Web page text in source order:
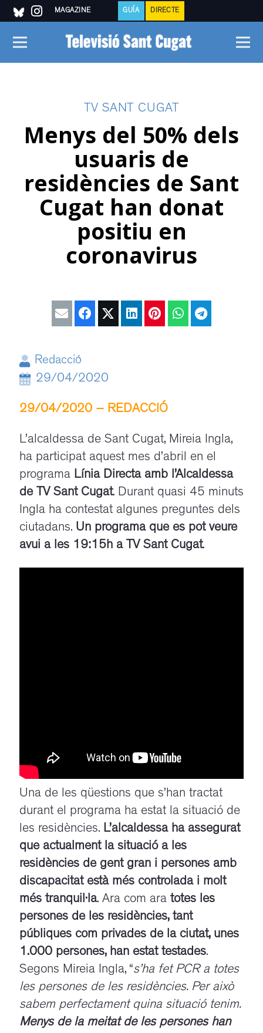
MAGAZINE GUÍA DIRECTE
TV SANT CUGAT
Menys del 50% dels
usuaris de
residències de Sant
Cugat han donat
positiu en
coronavirus
Redacció
29/04/2020
29/04/2020 – REDACCIÓ
L’alcaldessa de Sant Cugat, Mireia Ingla,
ha participat aquest mes d’abril en el
programa Línia Directa amb l’Alcaldessa
de TV Sant Cugat. Durant quasi 45 minuts
Ingla ha contestat algunes preguntes dels
ciutadans. Un programa que es pot veure
avui a les 19:15h a TV Sant Cugat.
Una de les qüestions que s’han tractat
durant el programa ha estat la situació de
les residències. L’alcaldessa ha assegurat
que actualment la situació a les
residències de gent gran i persones amb
discapacitat està més controlada i molt
més tranquil·la. Ara com ara totes les
persones de les residències, tant
públiques com privades de la ciutat, unes
1.000 persones, han estat testades.
Segons Mireia Ingla, “s’ha fet PCR a totes
les persones de les residències. Per això
sabem perfectament quina situació tenim.
Menys de la meitat de les persones han